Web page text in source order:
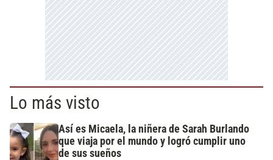
Lo más visto
Así es Micaela, la niñera de Sarah Burlando
que viaja por el mundo y logró cumplir uno
de sus sueños